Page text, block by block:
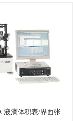
液滴体积表/界面张